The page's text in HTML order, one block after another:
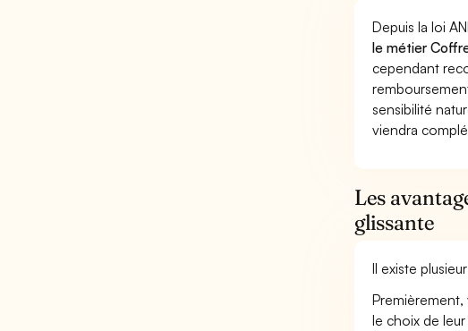
Depuis la loi
le métier
cependant
sensibilité
viendra
Les
glissante
Il existe
Premièrement,
le choix de